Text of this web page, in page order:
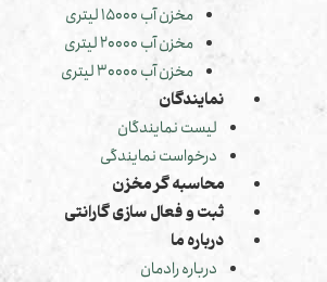
مخزن آب 15000 لیتری
مخزن آب 20000 لیتری
مخزن آب 30000 لیتری
نمایندگان
لیست نمایندگان
درخواست نمایندگی
محاسبه گر مخزن
ثبت و فعال سازی گارانتی
درباره ما
درباره رادمان